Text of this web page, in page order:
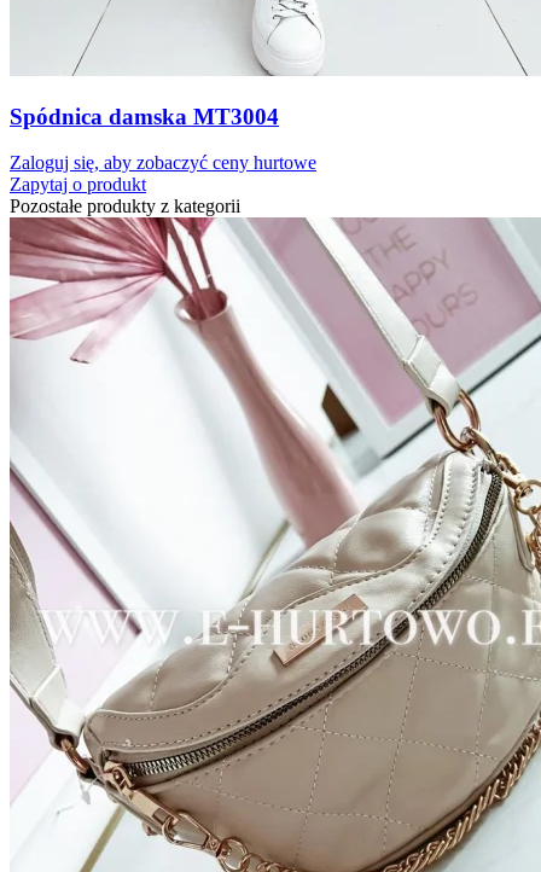
Spódnica damska MT3004
Zaloguj się, aby zobaczyć ceny hurtowe
Zapytaj o produkt
Pozostałe produkty z kategorii